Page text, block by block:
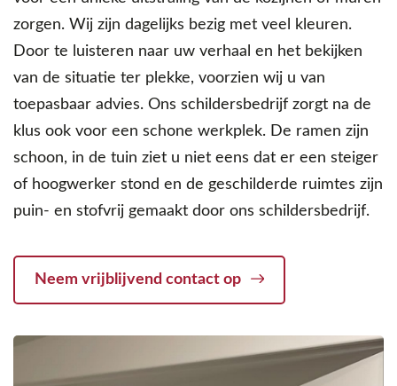
zorgen. Wij zijn dagelijks bezig met veel kleuren.
Door te luisteren naar uw verhaal en het bekijken
van de situatie ter plekke, voorzien wij u van
toepasbaar advies. Ons schildersbedrijf zorgt na de
klus ook voor een schone werkplek. De ramen zijn
schoon, in de tuin ziet u niet eens dat er een steiger
of hoogwerker stond en de geschilderde ruimtes zijn
puin- en stofvrij gemaakt door ons schildersbedrijf.
Neem vrijblijvend contact op